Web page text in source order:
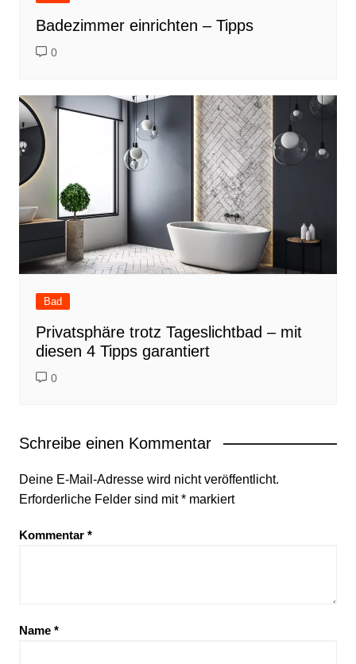
Badezimmer einrichten – Tipps
0
Bad
Privatsphäre trotz Tageslichtbad – mit
diesen 4 Tipps garantiert
0
Schreibe einen Kommentar
Deine E-Mail-Adresse wird nicht veröffentlicht.
Erforderliche Felder sind mit*markiert
Kommentar *
Name *